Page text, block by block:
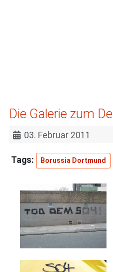
Die Galerie zum
03. Februar 2011
Borussia Dortmund